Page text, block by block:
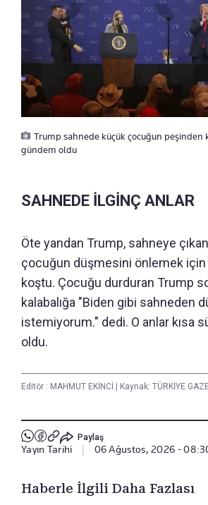
Trump sahnede küçük çocuğun peşinden
gündem oldu
SAHNEDE İLGİNÇ ANLAR
Öte yandan Trump, sahneye
çocuğun düşmesini önlemek
koştu. Çocuğu durduran Trump
kalabalığa "Biden gibi sahneden
istemiyorum." dedi. O anlar kısa
oldu.
Editör : MAHMUT EKİNCİ Kaynak: TÜRKİYE
Paylaş
Yayın Tarihi 06 Ağustos, 2026 -
Haberle İlgili Daha Fazlası